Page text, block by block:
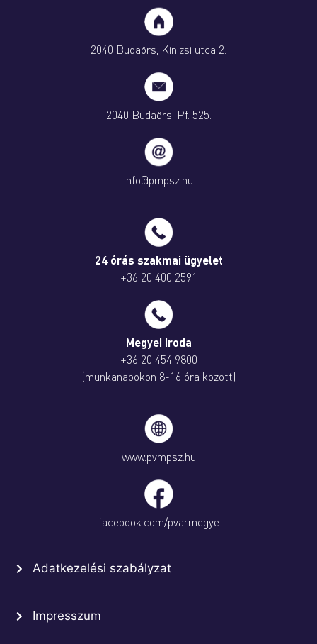
2040 Budaörs, Kinizsi utca 2.
2040 Budaörs, Pf. 525.
info@pmpsz.hu
24 órás szakmai ügyelet
+36 20 400 2591
Megyei iroda
+36 20 454 9800
(munkanapokon 8-16 óra között)
www.pvmpsz.hu
facebook.com/pvarmegye
Adatkezelési szabályzat
Impresszum